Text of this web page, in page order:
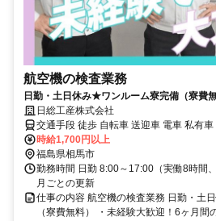
航空機の検査業務
日勤・土日休み★ワンルーム寮完備（寮費無
日総工産株式会社
交通手段 徒歩 自転車 送迎車 電車 私有車 JR常磐線 相馬駅 車で15分
程度
時給1,700円以上
福島県相馬市
勤務時間 日勤 8:00～17:00（実働8時間
月ごとの更新
仕事の内容 航空機の検査業務 日勤・土
（寮費無料） ・未経験大歓迎！6ヶ月間